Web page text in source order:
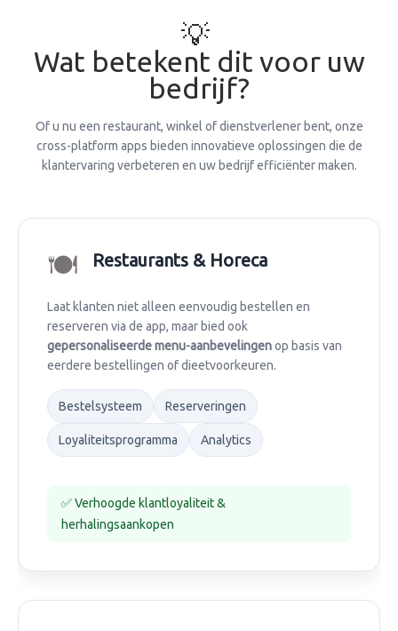
💡
Wat betekent dit voor uw
bedrijf?
Of u nu een restaurant, winkel of dienstverlener bent, onze
cross-platform apps bieden innovatieve oplossingen die de
klantervaring verbeteren en uw bedrijf efficiënter maken.
🍽️ Restaurants & Horeca
Laat klanten niet alleen eenvoudig bestellen en
reserveren via de app, maar bied ook
gepersonaliseerde menu-aanbevelingenop basis van
eerdere bestellingen of dieetvoorkeuren.
Bestelsysteem Reserveringen
Loyaliteitsprogramma Analytics
✅ Verhoogde klantloyaliteit &
herhalingsaankopen